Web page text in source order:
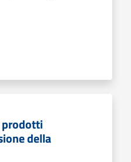
della